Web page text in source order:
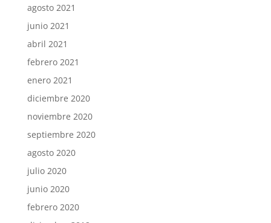
agosto 2021
junio 2021
abril 2021
febrero 2021
enero 2021
diciembre 2020
noviembre 2020
septiembre 2020
agosto 2020
julio 2020
junio 2020
febrero 2020